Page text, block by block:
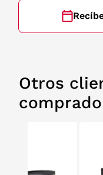
Otros
comprado